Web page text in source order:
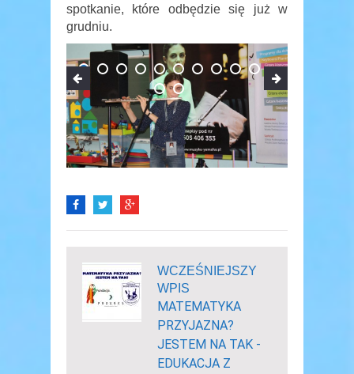
spotkanie, które odbędzie się już w
grudniu.
WCZEŚNIEJSZY
WPIS
MATEMATYKA
PRZYJAZNA?
JESTEM NA TAK -
EDUKACJA Z